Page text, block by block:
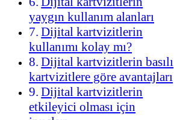
yaygın kullanım alanları
Dijital kartvizitlerin
kullanımı kolay mı?
Dijital kartvizitlerin basılı
kartvizitlere göre avantajları
Dijital kartvizitlerin
etkileyici olması için